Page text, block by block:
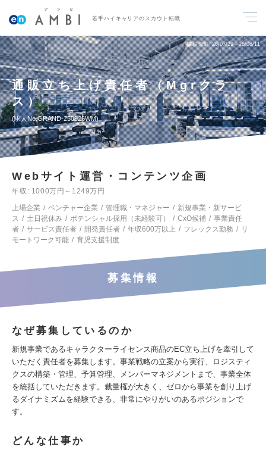
若手ハイキャリアのスカウト転職
掲載期間 26/07/29～26/08/11
通販立ち上げ責任者（Mgrクラ
ス）
求人No.GRAND-250926WM
Webサイト運営・コンテンツ企画
年収
1000万円～1249万円
上場企業
ベンチャー企業 管理職・マネジャー
新規事業・新サービ
ス
土日祝休み ポテンシャル採用（未経験可） CxO候補
事業責任
者
サービス責任者 開発責任者 年収600万以上 フレックス勤務
リ
モートワーク可能
育児支援制度
募集情報
なぜ募集しているのか
新規事業であるキャラクターライセンス商品のEC立ち上げを牽引して
いただく責任者を募集します。事業戦略の立案から実行、ロジスティ
クスの構築・管理、予算管理、メンバーマネジメントまで、事業全体
を統括していただきます。裁量権が大きく、ゼロから事業を創り上げ
るダイナミズムを経験できる、非常にやりがいのあるポジションで
す。
どんな仕事か